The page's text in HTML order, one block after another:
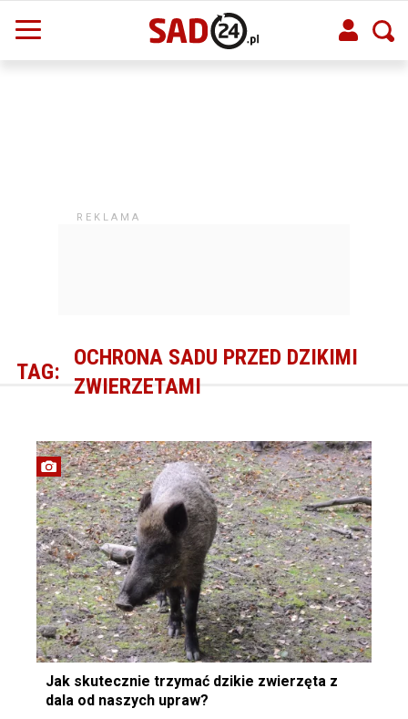
TAG:
OCHRONA SADU PRZED DZIKIMI
ZWIERZETAMI
Jak skutecznie trzymać dzikie zwierzęta z
dala od naszych upraw?